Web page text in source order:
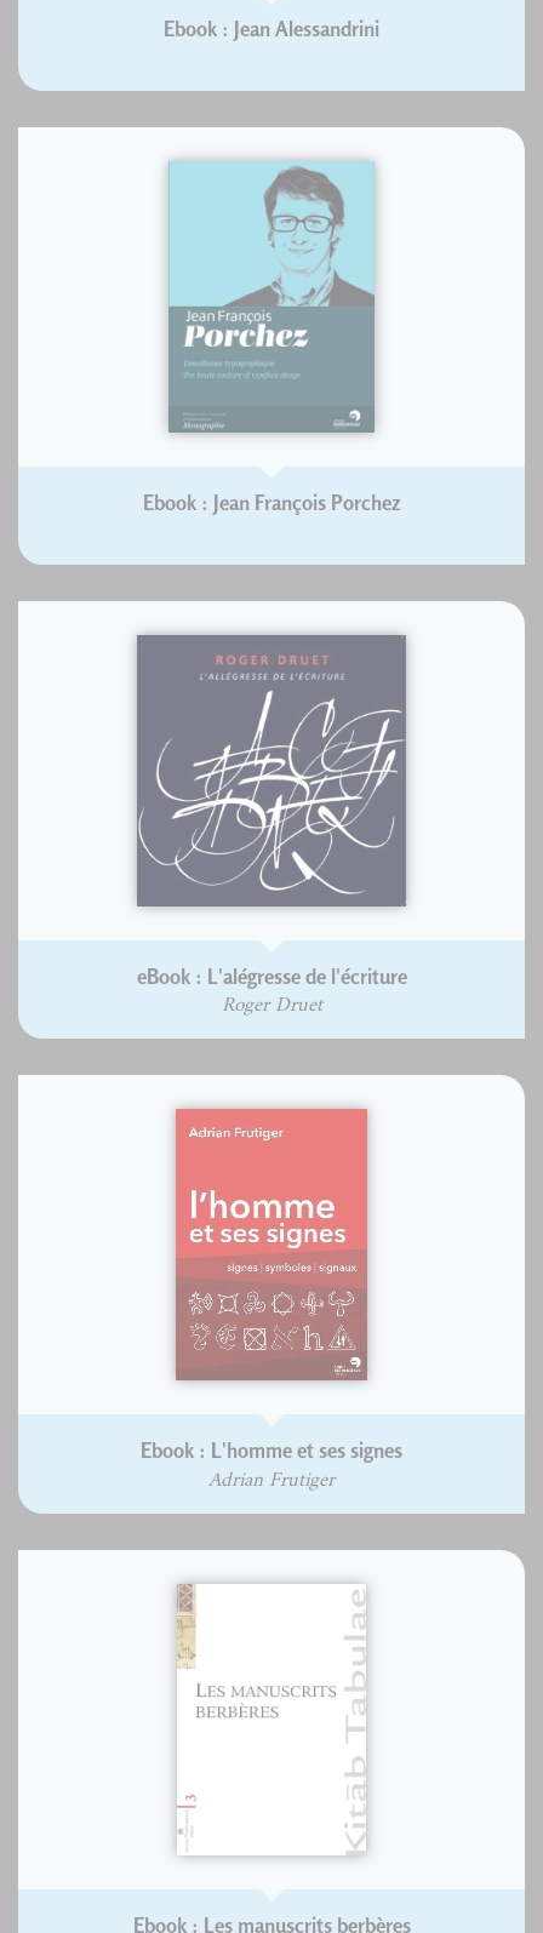
Ebook : Jean Alessandrini
Ebook : Jean François Porchez
eBook : L'alégresse de l'écriture
Roger Druet
Ebook : L'homme et ses signes
Adrian Frutiger
Ebook : Les manuscrits berbères